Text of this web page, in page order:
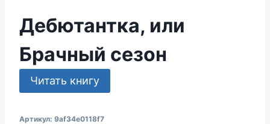
Дебютантка, или
Брачный сезон
Читать книгу
Артикул: 9af34e0118f7